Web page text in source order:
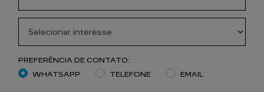
PREFERÊNCIA DE CONTATO:
WHATSAPP
TELEFONE EMAIL